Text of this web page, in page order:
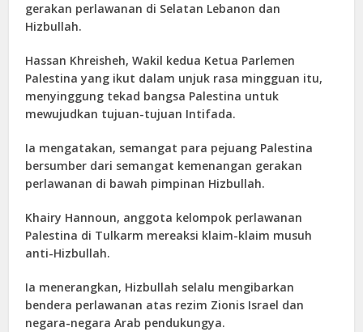
gerakan perlawanan di Selatan Lebanon dan
Hizbullah.
Hassan Khreisheh, Wakil kedua Ketua Parlemen
Palestina yang ikut dalam unjuk rasa mingguan itu,
menyinggung tekad bangsa Palestina untuk
mewujudkan tujuan-tujuan Intifada.
Ia mengatakan, semangat para pejuang Palestina
bersumber dari semangat kemenangan gerakan
perlawanan di bawah pimpinan Hizbullah.
Khairy Hannoun, anggota kelompok perlawanan
Palestina di Tulkarm mereaksi klaim-klaim musuh
anti-Hizbullah.
Ia menerangkan, Hizbullah selalu mengibarkan
bendera perlawanan atas rezim Zionis Israel dan
negara-negara Arab pendukungya.